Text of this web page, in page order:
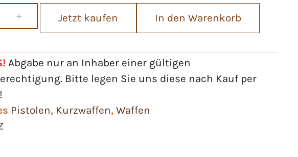
+ Jetzt kaufen In den Warenkorb
Abgabe nur an Inhaber einer gültigen
Bitte legen Sie uns diese nach Kauf per
Pistolen, Kurzwaffen, Waffen